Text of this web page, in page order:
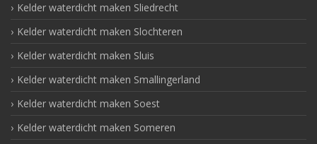
Kelder waterdicht maken Sliedrecht
Kelder waterdicht maken Slochteren
Kelder waterdicht maken Sluis
Kelder waterdicht maken Smallingerland
Kelder waterdicht maken Soest
Kelder waterdicht maken Someren